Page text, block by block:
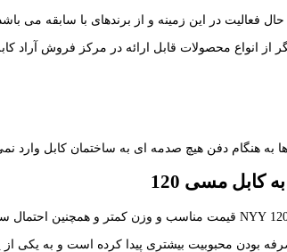
حال فعالیت در این زمینه و از برندهای با سابقه می
هنگام دفن هیچ صدمه ای به ساختمان کابل وارد
بودن محبوبیت بیشتری پیدا کرده است و به یکی